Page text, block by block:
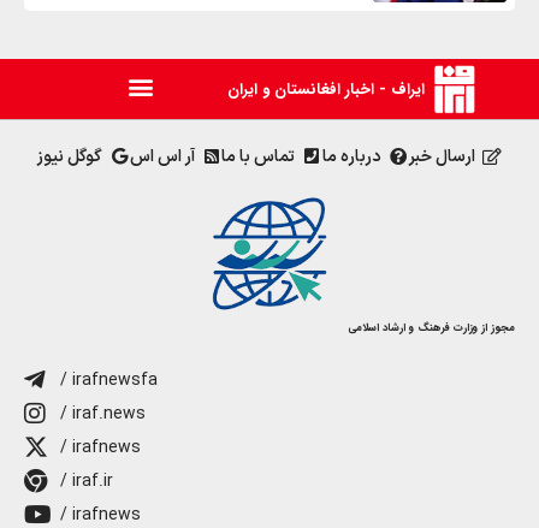
ایراف - اخبار افغانستان و ایران
ارسال خبر درباره ما تماس با ما آر اس اس گوگل نیوز
مجوز از وزارت فرهنگ و ارشاد اسلامی
/ irafnewsfa
/ iraf.news
/ irafnews
/ iraf.ir
/ irafnews